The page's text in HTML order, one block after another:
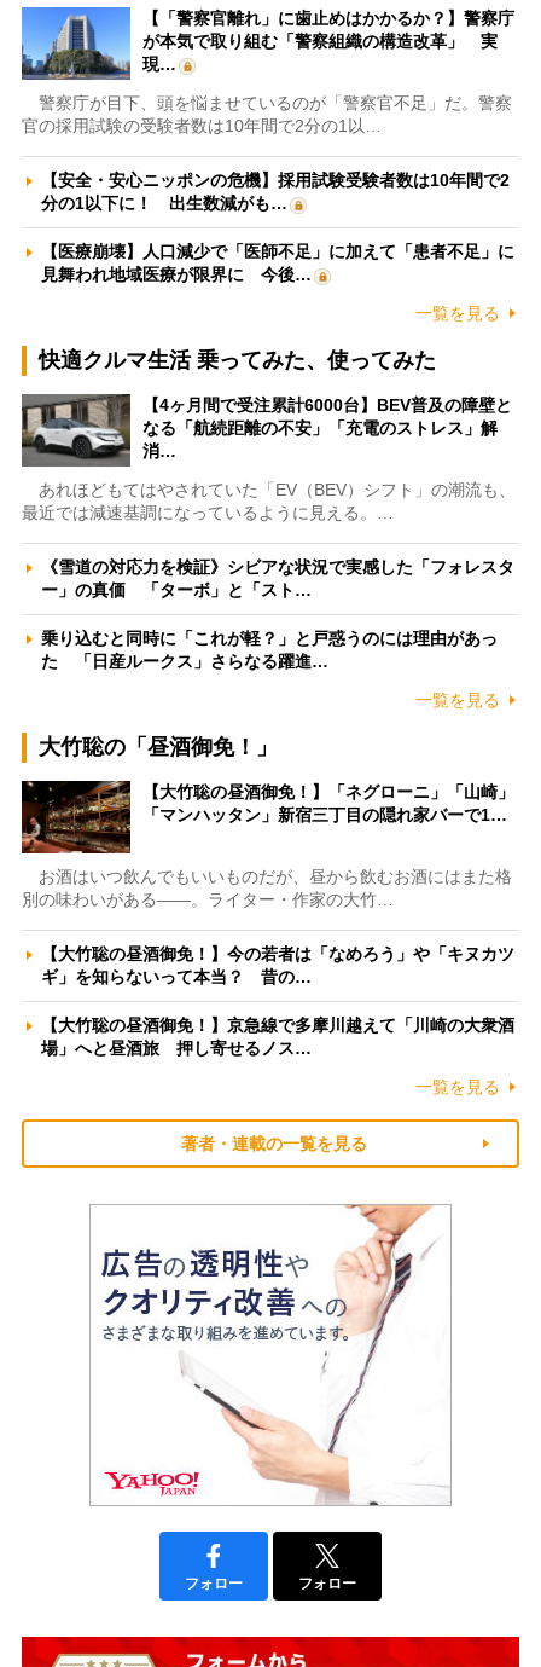
【「警察官離れ」に歯止めはかかるか？】警察庁
が本気で取り組む「警察組織の構造改革」 実
現…
警察庁が目下、頭を悩ませているのが「警察官不足」だ。警察
官の採用試験の受験者数は10年間で2分の1以…
【安全・安心ニッポンの危機】採用試験受験者数は10年間で2
分の1以下に！ 出生数減がも…
【医療崩壊】人口減少で「医師不足」に加えて「患者不足」に
見舞われ地域医療が限界に 今後…
一覧を見る
快適クルマ生活 乗ってみた、使ってみた
【4ヶ月間で受注累計6000台】BEV普及の障壁と
なる「航続距離の不安」「充電のストレス」解
消…
あれほどもてはやされていた「EV（BEV）シフト」の潮流も、
最近では減速基調になっているように見える。…
《雪道の対応力を検証》シビアな状況で実感した「フォレスタ
ー」の真価 「ターボ」と「スト…
乗り込むと同時に「これが軽？」と戸惑うのには理由があっ
た 「日産ルークス」さらなる躍進…
一覧を見る
大竹聡の「昼酒御免！」
【大竹聡の昼酒御免！】「ネグローニ」「山崎」
「マンハッタン」新宿三丁目の隠れ家バーで1…
お酒はいつ飲んでもいいものだが、昼から飲むお酒にはまた格
別の味わいがある――。ライター・作家の大竹…
【大竹聡の昼酒御免！】今の若者は「なめろう」や「キヌカツ
ギ」を知らないって本当？ 昔の…
【大竹聡の昼酒御免！】京急線で多摩川越えて「川崎の大衆酒
場」へと昼酒旅 押し寄せるノス…
一覧を見る
著者・連載の一覧を見る
フォロー フォロー